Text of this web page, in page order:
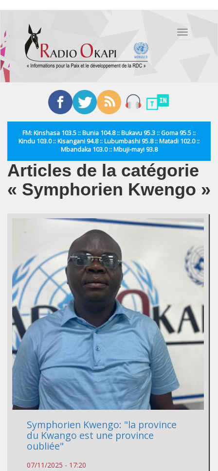
contenu
principal
Toggle
FM: Kinshasa 103.5 :: Bunia 104.8 :: Bukavu 95.3 :: Goma 95.5 ::
Kindu 103.0 :: Kisangani 94.8 :: Lubumbashi 95.8 :: Matadi 102.0 ::
Mbandaka 103.0 :: Mbuji-mayi 93.8
Articles de la catégorie
« Symphorien Kwengo »
Symphorien Kwengo: "la province
du Kwango est une province
oubliée"
07/11/2025 - 17:20